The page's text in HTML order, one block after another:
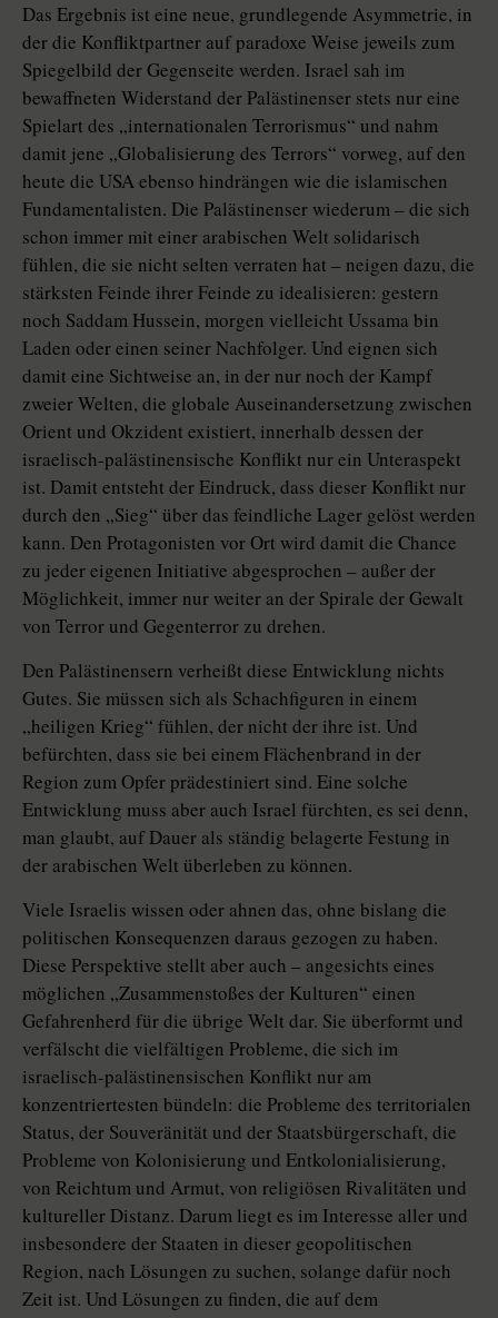
Das Ergebnis ist eine neue, grundlegende Asymmetrie, in
der die Konfliktpartner auf paradoxe Weise jeweils zum
Spiegelbild der Gegenseite werden. Israel sah im
bewaffneten Widerstand der Palästinenser stets nur eine
Spielart des „internationalen Terrorismus“ und nahm
damit jene „Globalisierung des Terrors“ vorweg, auf den
heute die USA ebenso hindrängen wie die islamischen
Fundamentalisten. Die Palästinenser wiederum – die sich
schon immer mit einer arabischen Welt solidarisch
fühlen, die sie nicht selten verraten hat – neigen dazu, die
stärksten Feinde ihrer Feinde zu idealisieren: gestern
noch Saddam Hussein, morgen vielleicht Ussama bin
Laden oder einen seiner Nachfolger. Und eignen sich
damit eine Sichtweise an, in der nur noch der Kampf
zweier Welten, die globale Auseinandersetzung zwischen
Orient und Okzident existiert, innerhalb dessen der
israelisch-palästinensische Konflikt nur ein Unteraspekt
ist. Damit entsteht der Eindruck, dass dieser Konflikt nur
durch den „Sieg“ über das feindliche Lager gelöst werden
kann. Den Protagonisten vor Ort wird damit die Chance
zu jeder eigenen Initiative abgesprochen – außer der
Möglichkeit, immer nur weiter an der Spirale der Gewalt
von Terror und Gegenterror zu drehen.
Den Palästinensern verheißt diese Entwicklung nichts
Gutes. Sie müssen sich als Schachfiguren in einem
„heiligen Krieg“ fühlen, der nicht der ihre ist. Und
befürchten, dass sie bei einem Flächenbrand in der
Region zum Opfer prädestiniert sind. Eine solche
Entwicklung muss aber auch Israel fürchten, es sei denn,
man glaubt, auf Dauer als ständig belagerte Festung in
der arabischen Welt überleben zu können.
Viele Israelis wissen oder ahnen das, ohne bislang die
politischen Konsequenzen daraus gezogen zu haben.
Diese Perspektive stellt aber auch – angesichts eines
möglichen „Zusammenstoßes der Kulturen“ einen
Gefahrenherd für die übrige Welt dar. Sie überformt und
verfälscht die vielfältigen Probleme, die sich im
israelisch-palästinensischen Konflikt nur am
konzentriertesten bündeln: die Probleme des territorialen
Status, der Souveränität und der Staatsbürgerschaft, die
Probleme von Kolonisierung und Entkolonialisierung,
von Reichtum und Armut, von religiösen Rivalitäten und
kultureller Distanz. Darum liegt es im Interesse aller und
insbesondere der Staaten in dieser geopolitischen
Region, nach Lösungen zu suchen, solange dafür noch
Zeit ist. Und Lösungen zu finden, die auf dem